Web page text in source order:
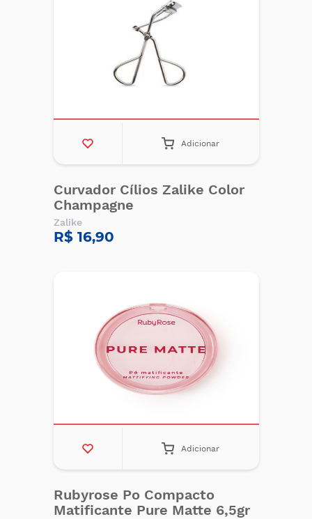
Adicionar
Curvador Cílios Zalike Color
Champagne
Zalike
R$ 16,90
Adicionar
Rubyrose Po Compacto
Matificante Pure Matte 6,5gr